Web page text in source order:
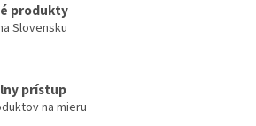
produkty
Slovensku
prístup
na mieru